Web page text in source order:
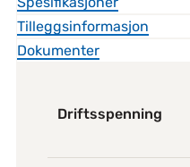
Tilleggsinformasjon
Dokumenter
Driftsspenning